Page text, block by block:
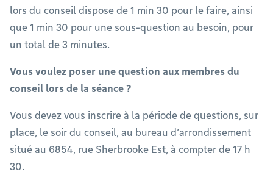
lors du conseil dispose de 1 min 30 pour le faire, ainsi
que 1 min 30 pour une sous-question au besoin, pour
un total de 3 minutes.
Vous voulez poser une question aux membres du
conseil lors de la séance ?
Vous devez vous inscrire à la période de questions, sur
place, le soir du conseil, au bureau d’arrondissement
situé au 6854, rue Sherbrooke Est, à compter de 17 h
30.